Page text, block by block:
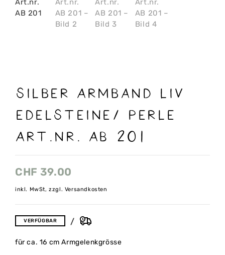
Silber Armband Liv
Edelsteine/ Perle
Art.nr. AB 201
CHF 39.00
inkl. MwSt, zzgl. Versandkosten
VERFÜGBAR
für ca. 16 cm Armgelenkgrösse